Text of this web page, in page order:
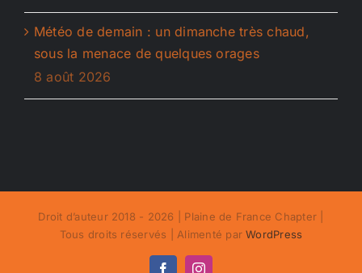
Météo de demain : un dimanche très chaud,
sous la menace de quelques orages
8 août 2026
Droit d’auteur 2018 - 2026 | Plaine de France Chapter |
Tous droits réservés | Alimenté parWordPress